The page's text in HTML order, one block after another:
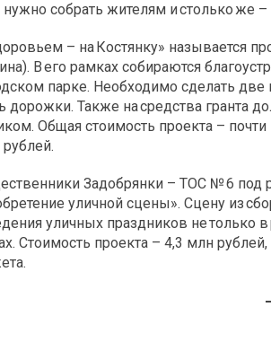
нужно собрать жителям и столько же
– на Костянку» называется
В его рамках собираются
парке. Необходимо сделать
дорожки. Также на средства гранта
Общая стоимость проекта –
Задобрянки – ТОС № 6 под
уличной сцены». Сцену из
уличных праздников не только
Стоимость проекта – 4,3 млн